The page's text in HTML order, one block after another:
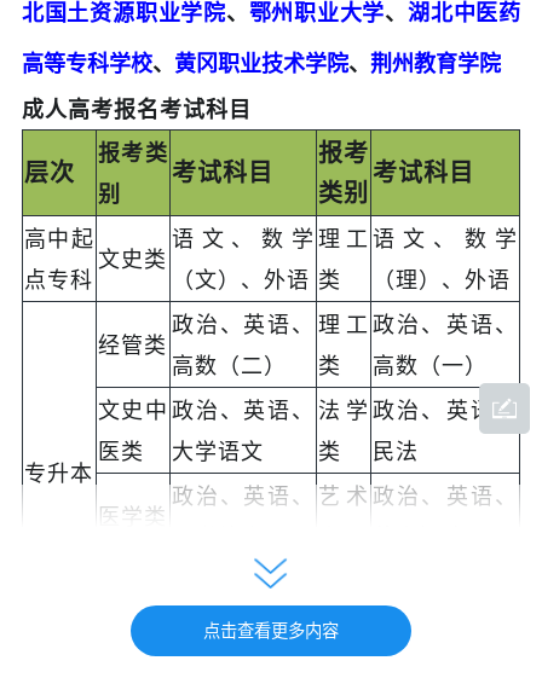
北国土资源职业学院、 鄂州职业大学、湖北中医药
高等专科学校、 黄冈职业技术学院、 荆州教育学院
成人高考报名考试科目
层次
报考类
别
考试科目
报考
类别
考试科目
高中起
点专科
文史类
语文、数学
（文）、外语
理工
类
语文、数学
（理）、外语
专升本
经管类
政治、英语、
高数（二）
理工
类
政治、英语、
高数（一）
文史中
医类
政治、英语、
大学语文
法学
类
政治、英语、
民法
医学类
政治、英语、
艺术 政治、英语、
农业类
政治、英语、
生态学基础
类
教育理论
点击查看更多内容